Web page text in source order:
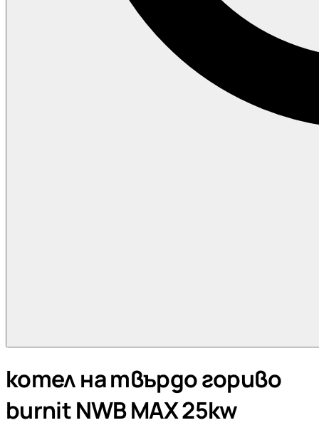
котел на твърдо гориво
burnit NWB MAX 25kw